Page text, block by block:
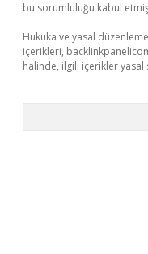
bu sorumluluğu kabul etmiş
Hukuka ve yasal
içerikleri,
halinde, ilgili içerikler yasal